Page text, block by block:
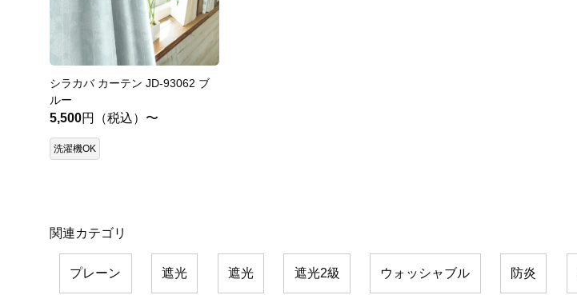
シラカバ カーテン JD-93062 ブ
ルー
5,500円（税込）〜
洗濯機OK
関連カテゴリ
プレーン 遮光 遮光 遮光2級 ウォッシャブル 防炎